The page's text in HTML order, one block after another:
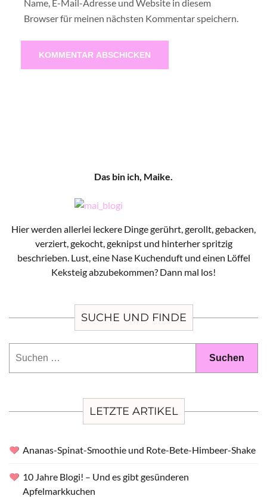
Name, E-Mail-Adresse und Website in diesem
Browser für meinen nächsten Kommentar speichern.
Das bin ich, Maike.
Hier werden allerlei leckere Dinge gerührt, gerollt, gebacken,
verziert, gekocht, geknipst und hinterher spritzig
beschrieben. Lust, eine Nase Kuchenduft und einen Löffel
Keksteig abzubekommen? Dann mal los!
SUCHE UND FINDE
LETZTE ARTIKEL
Ananas-Spinat-Smoothie und Rote-Bete-Himbeer-Shake
10 Jahre Blogi! – Und es gibt gesünderen
Apfelmarkkuchen